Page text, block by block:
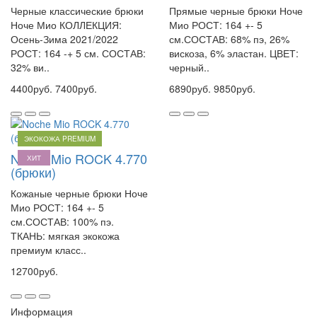
Черные классические брюки
Ноче Мио КОЛЛЕКЦИЯ:
Осень-Зима 2021/2022
РОСТ: 164 -+ 5 см. СОСТАВ:
32% ви..
4400руб. 7400руб.
Прямые черные брюки Ноче
Мио РОСТ: 164 +- 5
см.СОСТАВ: 68% пэ, 26%
вискоза, 6% эластан. ЦВЕТ:
черный..
6890руб. 9850руб.
ЭКОКОЖА PREMIUM
ХИТ
Noche Mio ROCK 4.770
(брюки)
Кожаные черные брюки Ноче
Мио РОСТ: 164 +- 5
см.СОСТАВ: 100% пэ.
ТКАНЬ: мягкая экокожа
премиум класс..
12700руб.
Информация